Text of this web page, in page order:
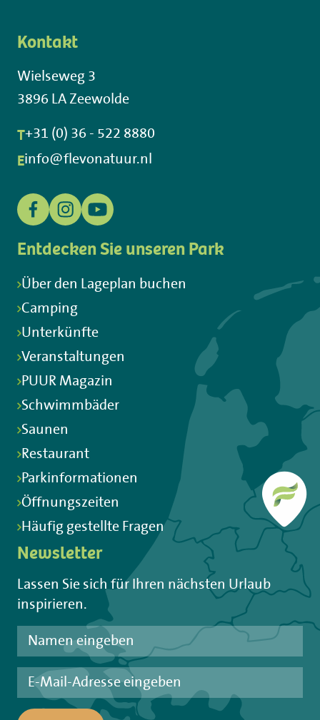
Kontakt
Wielseweg 3
3896 LA Zeewolde
T+31 (0) 36 - 522 8880
Einfo@flevonatuur.nl
Entdecken Sie unseren Park
Über den Lageplan buchen
Camping
Unterkünfte
Veranstaltungen
PUUR Magazin
Schwimmbäder
Saunen
Restaurant
Parkinformationen
Öffnungszeiten
Häufig gestellte Fragen
Newsletter
Lassen Sie sich für Ihren nächsten Urlaub
inspirieren.